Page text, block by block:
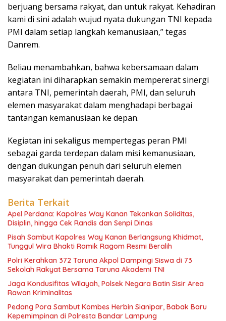
berjuang bersama rakyat, dan untuk rakyat. Kehadiran
kami di sini adalah wujud nyata dukungan TNI kepada
PMI dalam setiap langkah kemanusiaan,” tegas
Danrem.
Beliau menambahkan, bahwa kebersamaan dalam
kegiatan ini diharapkan semakin mempererat sinergi
antara TNI, pemerintah daerah, PMI, dan seluruh
elemen masyarakat dalam menghadapi berbagai
tantangan kemanusiaan ke depan.
Kegiatan ini sekaligus mempertegas peran PMI
sebagai garda terdepan dalam misi kemanusiaan,
dengan dukungan penuh dari seluruh elemen
masyarakat dan pemerintah daerah.
Berita Terkait
Apel Perdana: Kapolres Way Kanan Tekankan Soliditas,
Disiplin, hingga Cek Randis dan Senpi Dinas
Pisah Sambut Kapolres Way Kanan Berlangsung Khidmat,
Tunggul Wira Bhakti Ramik Ragom Resmi Beralih
Polri Kerahkan 372 Taruna Akpol Dampingi Siswa di 73
Sekolah Rakyat Bersama Taruna Akademi TNI
Jaga Kondusifitas Wilayah, Polsek Negara Batin Sisir Area
Rawan Kriminalitas
Pedang Pora Sambut Kombes Herbin Sianipar, Babak Baru
Kepemimpinan di Polresta Bandar Lampung